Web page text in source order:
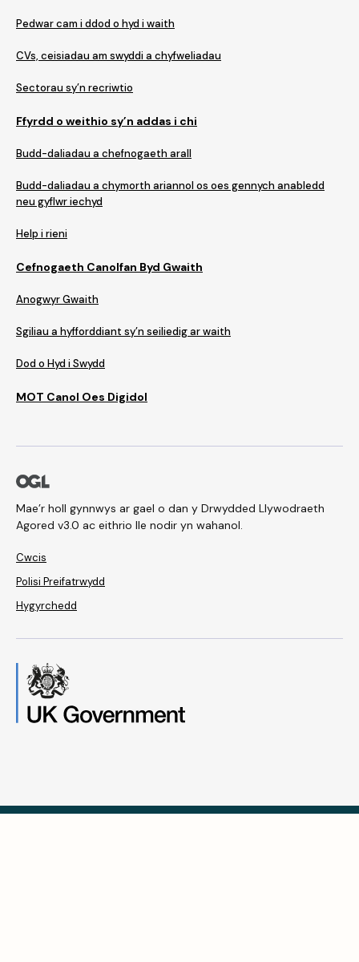
Pedwar cam i ddod o hyd i waith
CVs, ceisiadau am swyddi a chyfweliadau
Sectorau sy’n recriwtio
Ffyrdd o weithio sy’n addas i chi
Budd-daliadau a chefnogaeth arall
Budd-daliadau a chymorth ariannol os oes gennych anabledd
neu gyflwr iechyd
Help i rieni
Cefnogaeth Canolfan Byd Gwaith
Anogwyr Gwaith
Sgiliau a hyfforddiant sy’n seiliedig ar waith
Dod o Hyd i Swydd
MOT Canol Oes Digidol
Mae’r holl gynnwys ar gael o dan y Drwydded Llywodraeth
Agored v3.0 ac eithrio lle nodir yn wahanol.
Cwcis
Polisi Preifatrwydd
Hygyrchedd